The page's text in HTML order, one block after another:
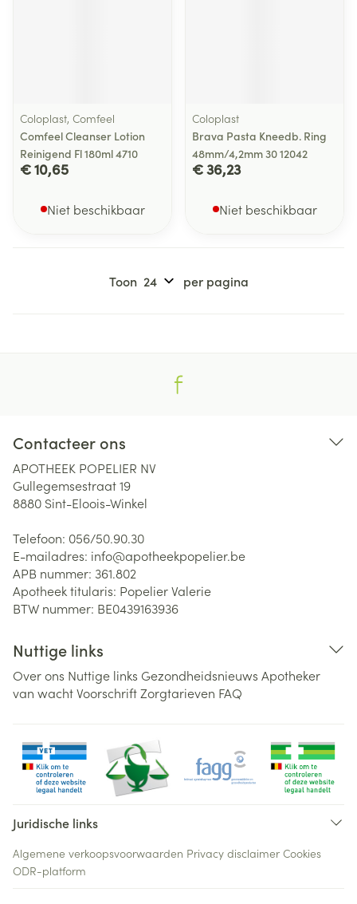
Coloplast, Comfeel
Comfeel Cleanser Lotion
Reinigend Fl 180ml 4710
€ 10,65
Niet beschikbaar
Coloplast
Brava Pasta Kneedb. Ring
48mm/4,2mm 30 12042
€ 36,23
Niet beschikbaar
Toon per pagina
Contacteer ons
APOTHEEK POPELIER NV
Gullegemsestraat 19
8880 Sint-Eloois-Winkel
Telefoon: 056/50.90.30
E-mailadres: info@apotheekpopelier.be
APB nummer: 361.802
Apotheek titularis: Popelier Valerie
BTW nummer: BE0439163936
Nuttige links
Over ons Nuttige links Gezondheidsnieuws Apotheker
van wachtVoorschriftZorgtarieven FAQ
Juridische links
Algemene verkoopsvoorwaarden Privacy disclaimer Cookies
ODR-platform